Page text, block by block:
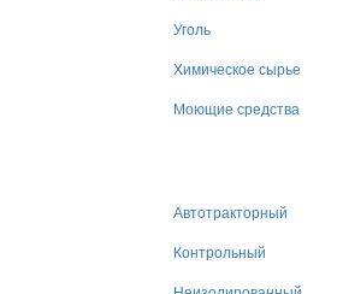
Уголь
Химическое сырье
Моющие средства
Автотракторный
Контрольный